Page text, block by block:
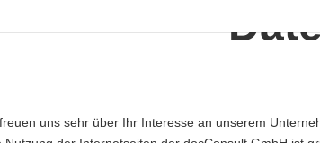
uns sehr über Ihr Interesse an unserem